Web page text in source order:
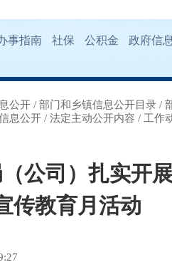
事指南 社保 公积金 政府信
公开 / 部门和乡镇信息公开目录 /
息公开 / 法定主动公开内容 / 工作
公司）扎实开
传教育月活动